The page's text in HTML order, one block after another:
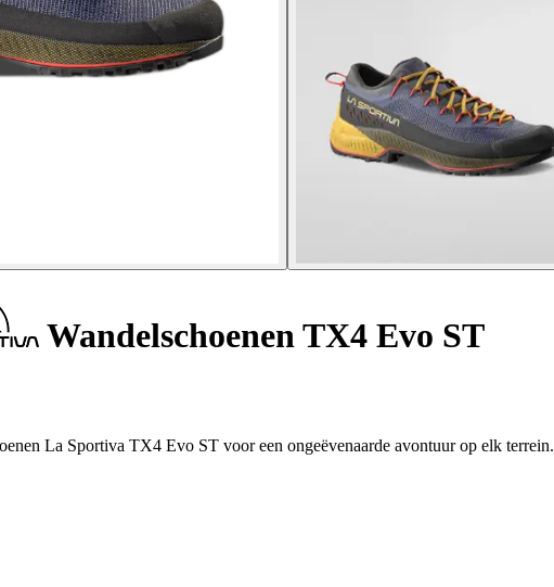
Wandelschoenen TX4 Evo ST
La Sportiva TX4 Evo ST voor een ongeëvenaarde avontuur op elk terrein.